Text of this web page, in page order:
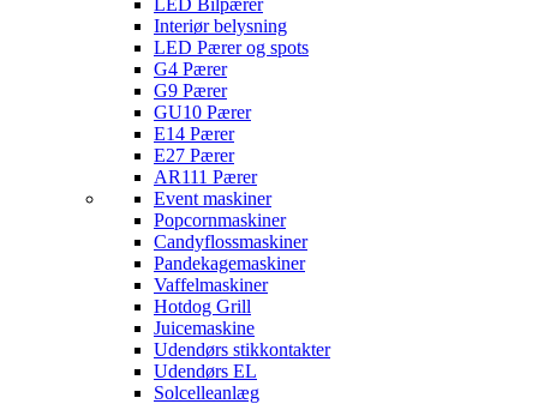
LED Bilpærer
Interiør belysning
LED Pærer og spots
G4 Pærer
G9 Pærer
GU10 Pærer
E14 Pærer
E27 Pærer
AR111 Pærer
Event maskiner
Popcornmaskiner
Candyflossmaskiner
Pandekagemaskiner
Vaffelmaskiner
Hotdog Grill
Juicemaskine
Udendørs stikkontakter
Udendørs EL
Solcelleanlæg